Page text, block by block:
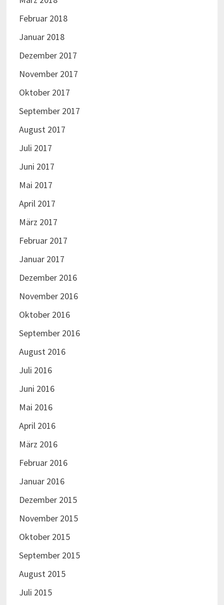
Februar 2018
Januar 2018
Dezember 2017
November 2017
Oktober 2017
September 2017
August 2017
Juli 2017
Juni 2017
Mai 2017
April 2017
März 2017
Februar 2017
Januar 2017
Dezember 2016
November 2016
Oktober 2016
September 2016
August 2016
Juli 2016
Juni 2016
Mai 2016
April 2016
März 2016
Februar 2016
Januar 2016
Dezember 2015
November 2015
Oktober 2015
September 2015
August 2015
Juli 2015